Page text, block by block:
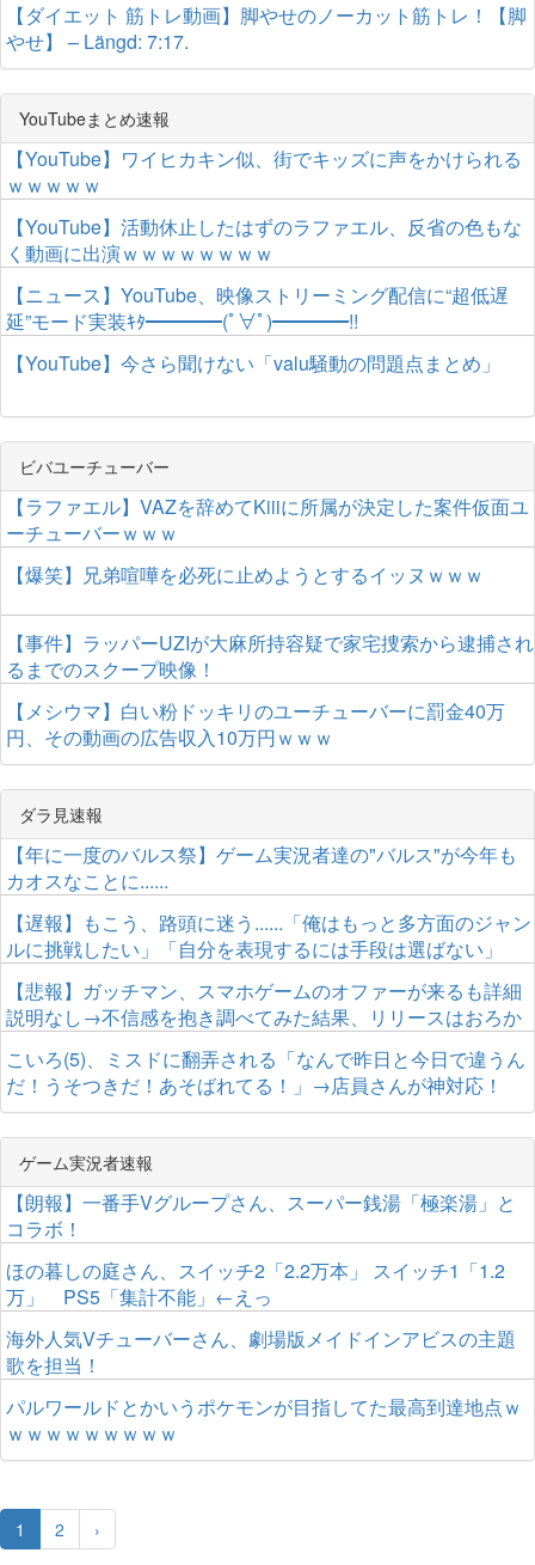
【ダイエット 筋トレ動画】脚やせのノーカット筋トレ！【脚
やせ】 – Längd: 7:17.
YouTubeまとめ速報
【YouTube】ワイヒカキン似、街でキッズに声をかけられる
ｗｗｗｗｗ
【YouTube】活動休止したはずのラファエル、反省の色もな
く動画に出演ｗｗｗｗｗｗｗｗ
【ニュース】YouTube、映像ストリーミング配信に“超低遅
延”モード実装ｷﾀ━━━━(ﾟ∀ﾟ)━━━━!!
【YouTube】今さら聞けない「valu騒動の問題点まとめ」
ビバユーチューバー
【ラファエル】VAZを辞めてKiiiに所属が決定した案件仮面ユ
ーチューバーｗｗｗ
【爆笑】兄弟喧嘩を必死に止めようとするイッヌｗｗｗ
【事件】ラッパーUZIが大麻所持容疑で家宅捜索から逮捕され
るまでのスクープ映像！
【メシウマ】白い粉ドッキリのユーチューバーに罰金40万
円、その動画の広告収入10万円ｗｗｗ
ダラ見速報
【年に一度のバルス祭】ゲーム実況者達の"バルス"が今年も
カオスなことに......
【遅報】もこう、路頭に迷う......「俺はもっと多方面のジャン
ルに挑戦したい」「自分を表現するには手段は選ばない」
【悲報】ガッチマン、スマホゲームのオファーが来るも詳細
説明なし→不信感を抱き調べてみた結果、リリースはおろか
こいろ(5)、ミスドに翻弄される「なんで昨日と今日で違うん
だ！うそつきだ！あそばれてる！」→店員さんが神対応！
ゲーム実況者速報
【朗報】一番手Vグループさん、スーパー銭湯「極楽湯」と
コラボ！
ほの暮しの庭さん、スイッチ2「2.2万本」 スイッチ1「1.2
万」 PS5「集計不能」←えっ
海外人気Vチューバーさん、劇場版メイドインアビスの主題
歌を担当！
パルワールドとかいうポケモンが目指してた最高到達地点ｗ
ｗｗｗｗｗｗｗｗｗ
1 2 ›